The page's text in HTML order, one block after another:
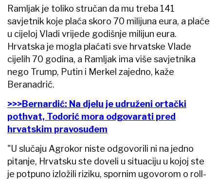
Ramljak je toliko stručan da mu treba 141
savjetnik koje plaća skoro 70 milijuna eura, a plaće
u cijeloj Vladi vrijede godišnje milijun eura.
Hrvatska je mogla plaćati sve hrvatske Vlade
cijelih 70 godina, a Ramljak ima više savjetnika
nego Trump, Putin i Merkel zajedno, kaže
Beranadrić.
>>>Bernardić: Na djelu je udruženi ortački
pothvat, Todorić mora odgovarati pred
hrvatskim pravosuđem
"U slučaju Agrokor niste odgovorili ni na jedno
pitanje, Hrvatsku ste doveli u situaciju u kojoj ste
je potpuno izložili riziku, spornim ugovorom o roll-